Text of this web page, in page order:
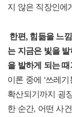
지 않은 직장인에
한편, 힘듦을 느
는 지금은 빛을
을 발하게 되는
이론 중에 ‘쓰레
확산되기까지 굉
한 순간, 어떤 사